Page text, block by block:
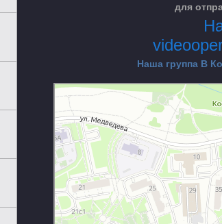
для
Наша группа В